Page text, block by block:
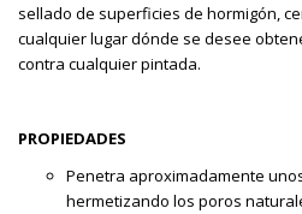
sellado de superficies de hormigón,
cualquier lugar dónde se desee
contra cualquier pintada.
PROPIEDADES
Penetra aproximadamente
hermetizando los poros